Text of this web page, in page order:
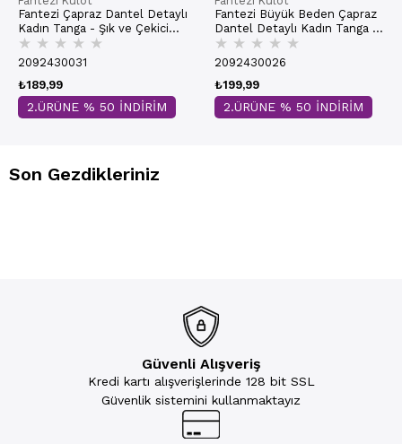
Fantezi Çapraz Dantel Detaylı
Kadın Tanga - Şık ve Çekici
Tasarım | 9153-2
★ ★ ★ ★ ★
2092430031
₺189,99
2.ÜRÜNE % 50 İNDİRİM
Fantezi Büyük Beden Çapraz
Dantel Detaylı Kadın Tanga -
Şık ve Rahat Tasarım | 9154-1
★ ★ ★ ★ ★
2092430026
₺199,99
2.ÜRÜNE % 50 İNDİRİM
Son Gezdikleriniz
Güvenli Alışveriş
Kredi kartı alışverişlerinde 128 bit SSL
Güvenlik sistemini kullanmaktayız